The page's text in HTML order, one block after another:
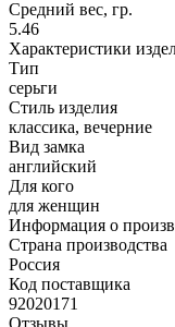
Средний вес, гр.
5.46
Характеристики
Тип
серьги
Стиль изделия
классика, вечерние
Вид замка
английский
Для кого
для женщин
Информация о
Страна производства
Россия
Код поставщика
92020171
Отзывы